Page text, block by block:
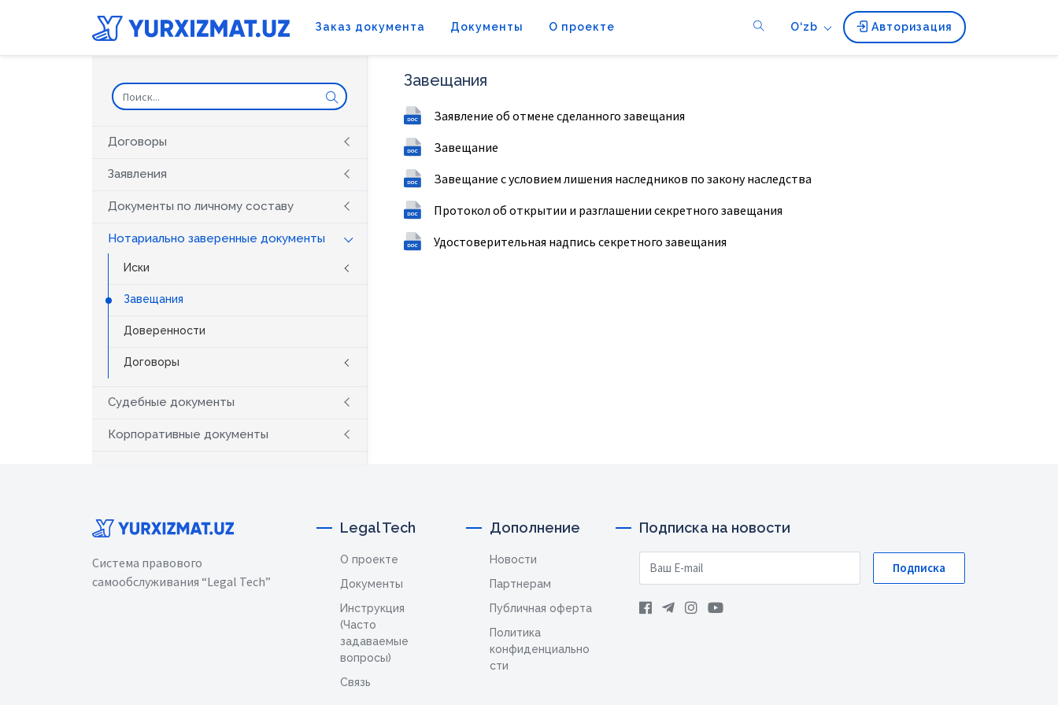
Заказ документа Документы О проекте O‘zb Авторизация
Договоры
Заявления
Документы по личному составу
Нотариально заверенные документы
Иски
Завещания
Доверенности
Договоры
Судебные документы
Корпоративные документы
Завещания
Заявление об отмене сделанного завещания
Завещание
Завещание с условием лишения наследников по закону наследства
Протокол об открытии и разглашении секретного завещания
Удостоверительная надпись секретного завещания
Система правового
самообслуживания “Legal Tech”
Legal Tech
О проекте
Документы
Инструкция
(Часто
задаваемые
вопросы)
Связь
Дополнение
Новости
Партнерам
Публичная оферта
Политика
конфиденциально
сти
Подписка на новости
Подписка